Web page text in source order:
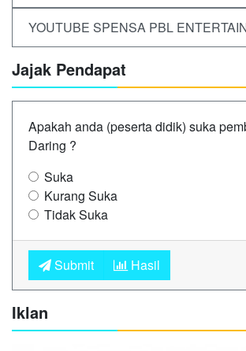
YOUTUBE SPENSA PBL
Jajak Pendapat
Apakah anda (peserta didik) suka
Daring ?
Suka
Kurang Suka
Tidak Suka
Submit Hasil
Iklan